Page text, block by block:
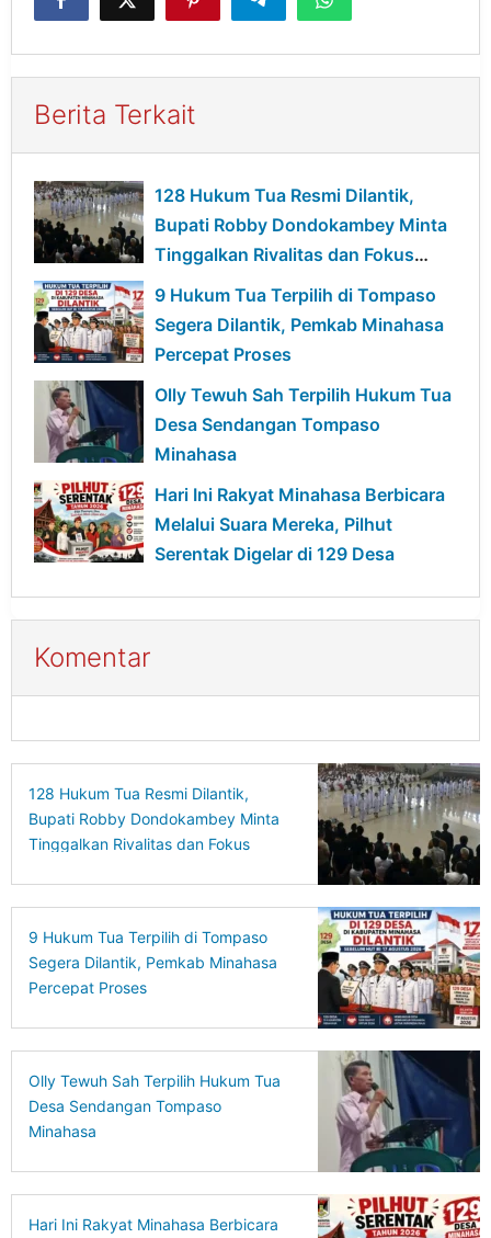
Berita Terkait
128 Hukum Tua Resmi Dilantik,
Bupati Robby Dondokambey Minta
Tinggalkan Rivalitas dan Fokus
Bangun Desa
9 Hukum Tua Terpilih di Tompaso
Segera Dilantik, Pemkab Minahasa
Percepat Proses
Olly Tewuh Sah Terpilih Hukum Tua
Desa Sendangan Tompaso
Minahasa
Hari Ini Rakyat Minahasa Berbicara
Melalui Suara Mereka, Pilhut
Serentak Digelar di 129 Desa
Komentar
128 Hukum Tua Resmi Dilantik,
Bupati Robby Dondokambey Minta
Tinggalkan Rivalitas dan Fokus
9 Hukum Tua Terpilih di Tompaso
Segera Dilantik, Pemkab Minahasa
Percepat Proses
Olly Tewuh Sah Terpilih Hukum Tua
Desa Sendangan Tompaso
Minahasa
Hari Ini Rakyat Minahasa Berbicara